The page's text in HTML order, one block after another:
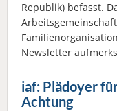
Republik) befasst.
Newsletter
iaf: Plädoyer
Achtung